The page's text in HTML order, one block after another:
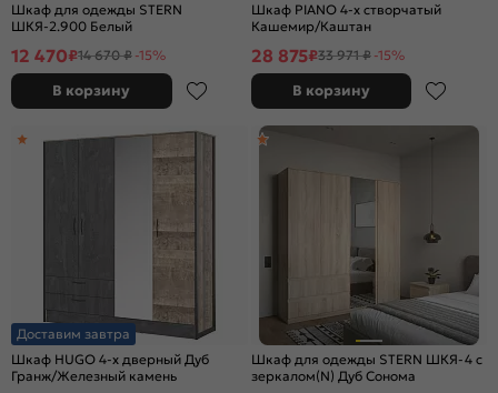
Шкаф для одежды STERN
ШКЯ-2.900 Белый
12 470₽14 670 ₽ -15%
В корзину
Шкаф PIANO 4-х створчатый
Кашемир/Каштан
28 875₽33 971 ₽ -15%
В корзину
Доставим завтра
Шкаф HUGO 4-х дверный Дуб
Гранж/Железный камень
Шкаф для одежды STERN ШКЯ-4 c
зеркалом(N) Дуб Сонома